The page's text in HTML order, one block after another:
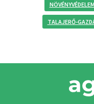
NÖVÉNYVÉDELEM
TALAJERŐ-